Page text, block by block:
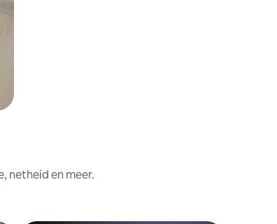
netheid en meer.